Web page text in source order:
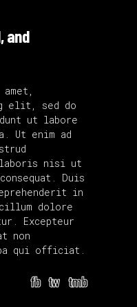
and
elit, sed do
ut labore
Ut enim ad
nisi ut
Duis
in
dolore
Excepteur
non
qui officiat.
fb tw tmb